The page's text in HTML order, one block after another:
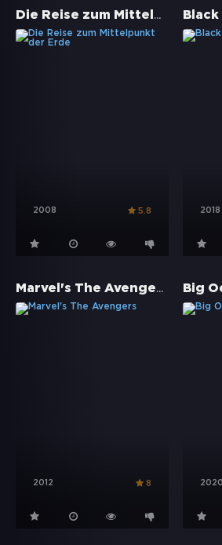
Die Reise zum Mittelpunkt der Erde
2008 5.8 2018
Marvel's The Avengers
2012 8
Big
2020